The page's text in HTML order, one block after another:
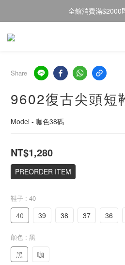
註冊會員送50元
全館消費滿$2000
註冊會員送50元
Share
9602復古尖頭短
Model - 咖色38碼
NT$1,280
PREORDER ITEM
鞋子 : 40
40 39 38 37 36
顏色 : 黑
黑 咖